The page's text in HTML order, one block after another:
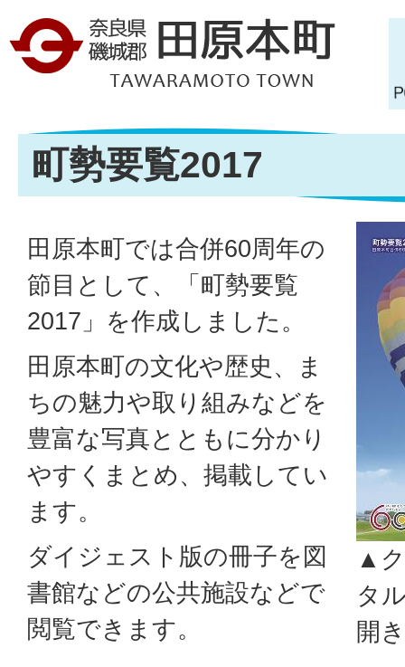
町勢要覧2017
▲
タ
開
田原本町では合併60周年の
節目として、「町勢要覧
2017」を作成しました。
田原本町の文化や歴史、ま
ちの魅力や取り組みなどを
豊富な写真とともに分かり
やすくまとめ、掲載してい
ます。
ダイジェスト版の冊子を図
書館などの公共施設などで
閲覧できます。